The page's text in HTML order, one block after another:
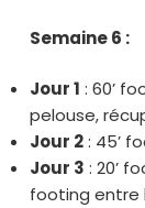
Semaine 6 :
Jour 1 : 60’
pelouse,
Jour 2: 45’
Jour 3 : 20’
footing entre